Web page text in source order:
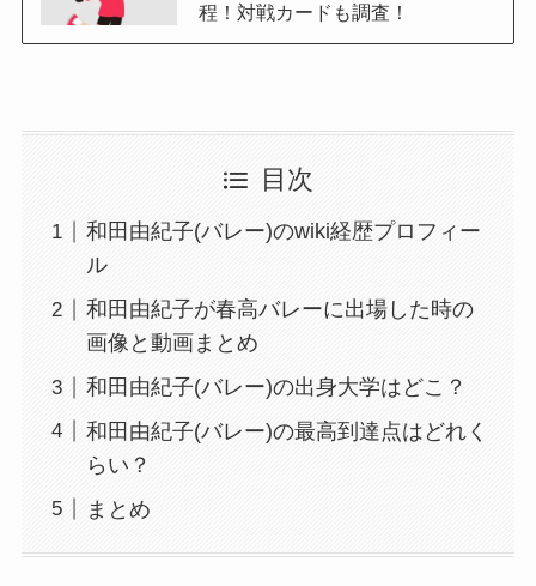
程！対戦カードも調査！
目次
和田由紀子(バレー)のwiki経歴プロフィー
ル
和田由紀子が春高バレーに出場した時の
画像と動画まとめ
和田由紀子(バレー)の出身大学はどこ？
和田由紀子(バレー)の最高到達点はどれく
らい？
まとめ